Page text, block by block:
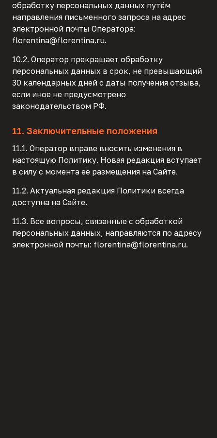
обработку персональных данных путём
направления письменного запроса на адрес
электронной почты Оператора:
florentina@florentina.ru.
10.2. Оператор прекращает обработку
персональных данных в срок, не превышающий
30 календарных дней с даты получения отзыва,
если иное не предусмотрено
законодательством РФ.
11. Заключительные положения
11.1. Оператор вправе вносить изменения в
настоящую Политику. Новая редакция вступает
в силу с момента её размещения на Сайте.
11.2. Актуальная редакция Политики всегда
доступна на Сайте.
11.3. Все вопросы, связанные с обработкой
персональных данных, направляются по адресу
электронной почты: florentina@florentina.ru.